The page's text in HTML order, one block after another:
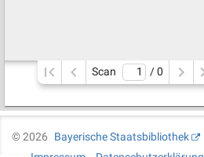
Scan / 0
©2026
Bayerische Staatsbibliothek